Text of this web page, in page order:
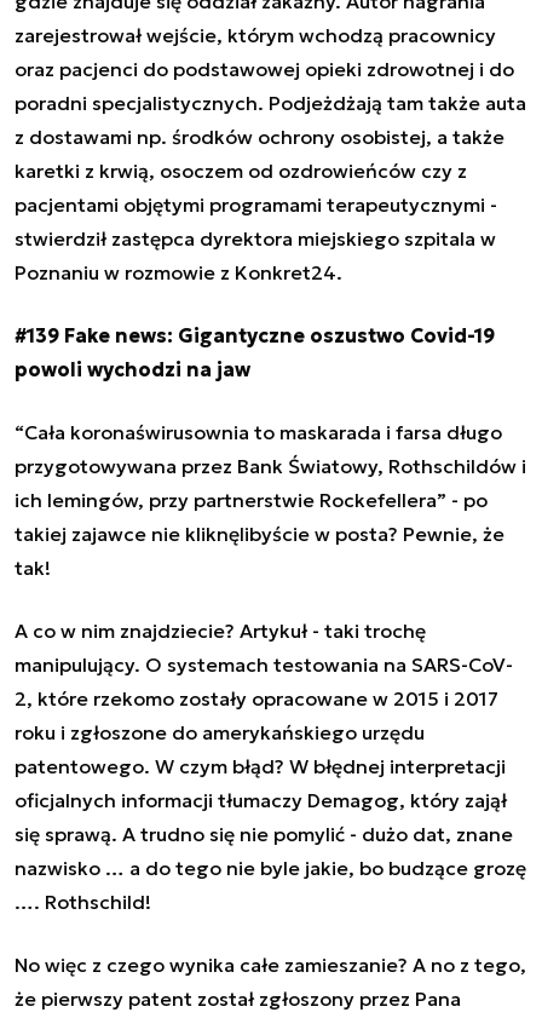
zarejestrował wejście, którym wchodzą pracownicy
oraz pacjenci do podstawowej opieki zdrowotnej i do
poradni specjalistycznych. Podjeżdżają tam także auta
z dostawami np. środków ochrony osobistej, a także
karetki z krwią, osoczem od ozdrowieńców czy z
pacjentami objętymi programami terapeutycznymi -
stwierdził zastępca dyrektora miejskiego szpitala w
Poznaniu w rozmowie z Konkret24.
#139 Fake news: Gigantyczne oszustwo Covid-19
powoli wychodzi na jaw
“Cała koronaświrusownia to maskarada i farsa długo
przygotowywana przez Bank Światowy, Rothschildów i
ich lemingów, przy partnerstwie Rockefellera” - po
takiej zajawce nie kliknęlibyście w posta? Pewnie, że
tak!
A co w nim znajdziecie? Artykuł - taki trochę
manipulujący. O systemach testowania na SARS-CoV-
2, które rzekomo zostały opracowane w 2015 i 2017
roku i zgłoszone do amerykańskiego urzędu
patentowego. W czym błąd? W błędnej interpretacji
oficjalnych informacji tłumaczy Demagog, który zajął
się sprawą. A trudno się nie pomylić - dużo dat, znane
nazwisko … a do tego nie byle jakie, bo budzące grozę
…. Rothschild!
No więc z czego wynika całe zamieszanie? A no z tego,
że pierwszy patent został zgłoszony przez Pana